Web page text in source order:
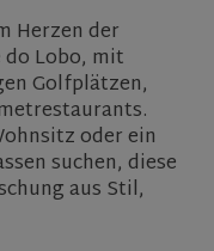
Herzen der
do Lobo, mit
Golfplätzen,
oder ein
suchen, diese
aus Stil,